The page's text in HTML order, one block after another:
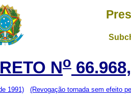
No
1991)
(Revogação tornada sem efeito